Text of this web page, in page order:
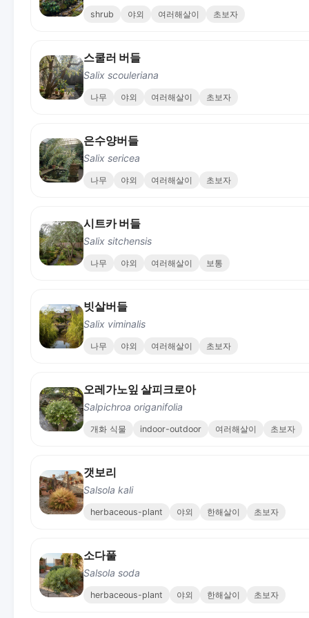
shrub 야외 여러해살이 초보자
스쿨러 버들
Salix scouleriana
나무 야외 여러해살이 초보자
은수양버들
Salix sericea
나무 야외 여러해살이 초보자
시트카 버들
Salix sitchensis
나무 야외 여러해살이 보통
빗살버들
Salix viminalis
나무 야외 여러해살이 초보자
오레가노잎 살피크로아
Salpichroa origanifolia
개화 식물 indoor-outdoor 여러해살이 초보자
갯보리
Salsola kali
herbaceous-plant 야외 한해살이 초보자
소다풀
Salsola soda
herbaceous-plant 야외 한해살이 초보자